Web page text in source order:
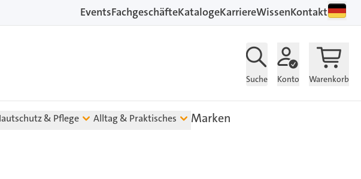
EventsFachgeschäfteKatalogeKarriereWissenKontakt
Suche Konto Warenkorb
& Pflege Alltag & Praktisches Marken